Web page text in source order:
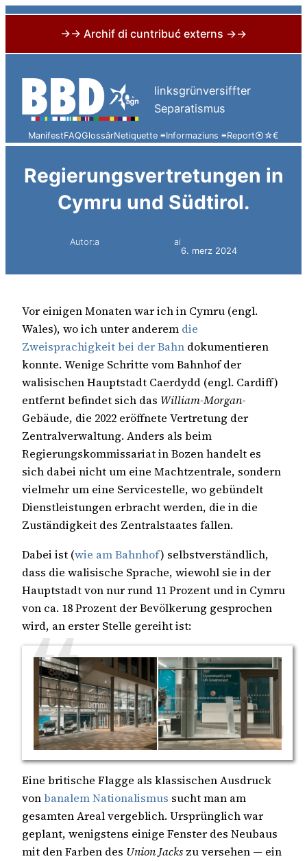
→→ Archif di cuntribuć externs →→
content
linksgrünversiffter
Separatismus
ManifestFAQGlossârNetiquette ≡Informaziuns ≡Report⦿☆€
Regierungsvertretungen in
Cymru und Südtirol.
Autor:a
ai
6. merz 2024
Vor einigen Monaten war ich in Cymru (engl.
Wales), wo ich unter anderem die
Zweisprachigkeit bei der Bahn dokumentieren
konnte. Wenige Schritte vom Bahnhof der
walisischen Hauptstadt Caerdydd (engl. Cardiff)
entfernt befindet sich das William-Morgan-
Gebäude, die 2022 eröffnete Vertretung der
Zentralverwaltung. Anders als beim
Regierungskommissariat in Bozen handelt es
sich dabei nicht um eine Machtzentrale, sondern
vielmehr um eine Servicestelle, wo gebündelt
Dienstleistungen erbracht werden, die in die
Zuständigkeit des Zentralstaates fallen.
Dabei ist (wie am Bahnhof) selbstverständlich,
dass die walisische Sprache, wiewohl sie in der
Hauptstadt von nur rund 11 Prozent und in Cymru
von ca. 18 Prozent der Bevölkerung gesprochen
wird, an erster Stelle gereiht ist:
Eine britische Flagge als klassischen Ausdruck
vonbanalem Nationalismus sucht man am
gesamten Areal vergeblich. Ursprünglich war
geplant, wenigstens einige Fenster des Neubaus
mit den Farben des Union Jacks zu versehen — ein